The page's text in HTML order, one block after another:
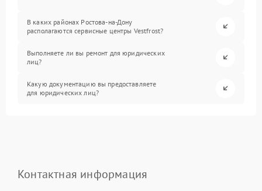
В каких районах Ростова-на-Дону
располагаются сервисные центры Vestfrost?
Выполняете ли вы ремонт для юридических
лиц?
Какую документацию вы предоставляете
для юридических лиц?
Контактная информация